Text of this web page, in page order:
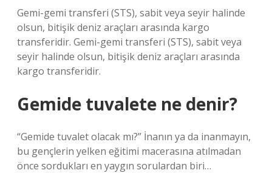
Gemi-gemi transferi (STS), sabit veya seyir halinde
olsun, bitişik deniz araçları arasında kargo
transferidir. Gemi-gemi transferi (STS), sabit veya
seyir halinde olsun, bitişik deniz araçları arasında
kargo transferidir.
Gemide tuvalete ne denir?
“Gemide tuvalet olacak mı?” İnanın ya da inanmayın,
bu gençlerin yelken eğitimi macerasına atılmadan
önce sordukları en yaygın sorulardan biri…